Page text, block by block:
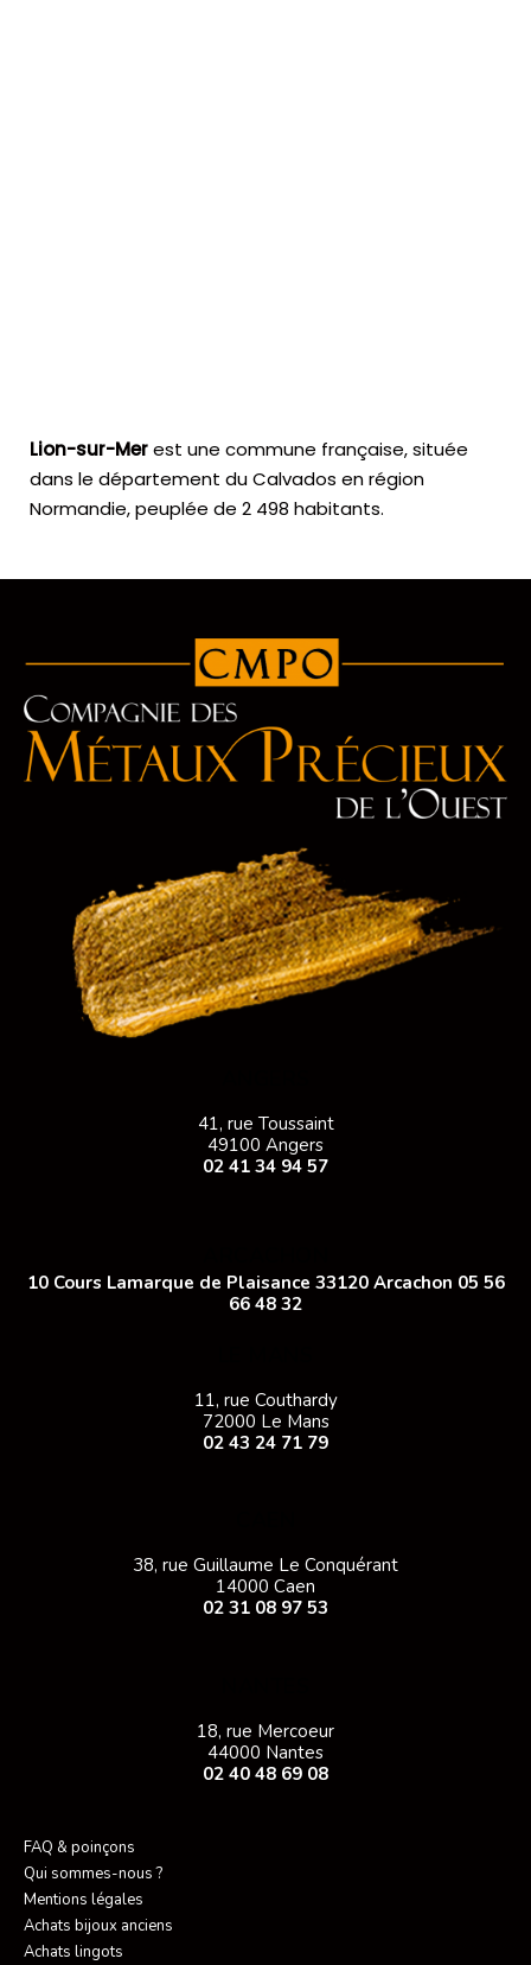
Lion-sur-Merest une commune française, située
dans le département du Calvados en région
Normandie, peuplée de 2 498 habitants.
41, rue Toussaint
49100 Angers
02 41 34 94 57
10 Cours Lamarque de Plaisance 33120 Arcachon 05 56
66 48 32
11, rue Couthardy
72000 Le Mans
02 43 24 71 79
38, rue Guillaume Le Conquérant
14000 Caen
02 31 08 97 53
18, rue Mercoeur
44000 Nantes
02 40 48 69 08
FAQ & poinçons
Qui sommes-nous ?
Mentions légales
Achats bijoux anciens
Achats lingots